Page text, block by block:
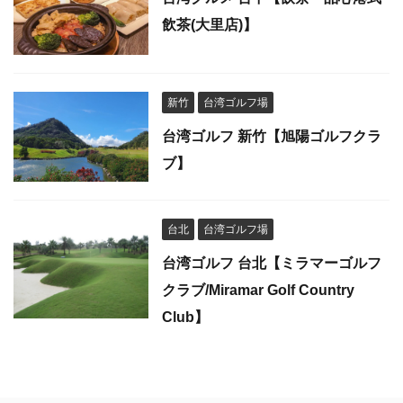
飲茶(大里店)】
新竹 台湾ゴルフ場
台湾ゴルフ 新竹【旭陽ゴルフクラ
ブ】
台北 台湾ゴルフ場
台湾ゴルフ 台北【ミラマーゴルフ
クラブ/Miramar Golf Country
Club】